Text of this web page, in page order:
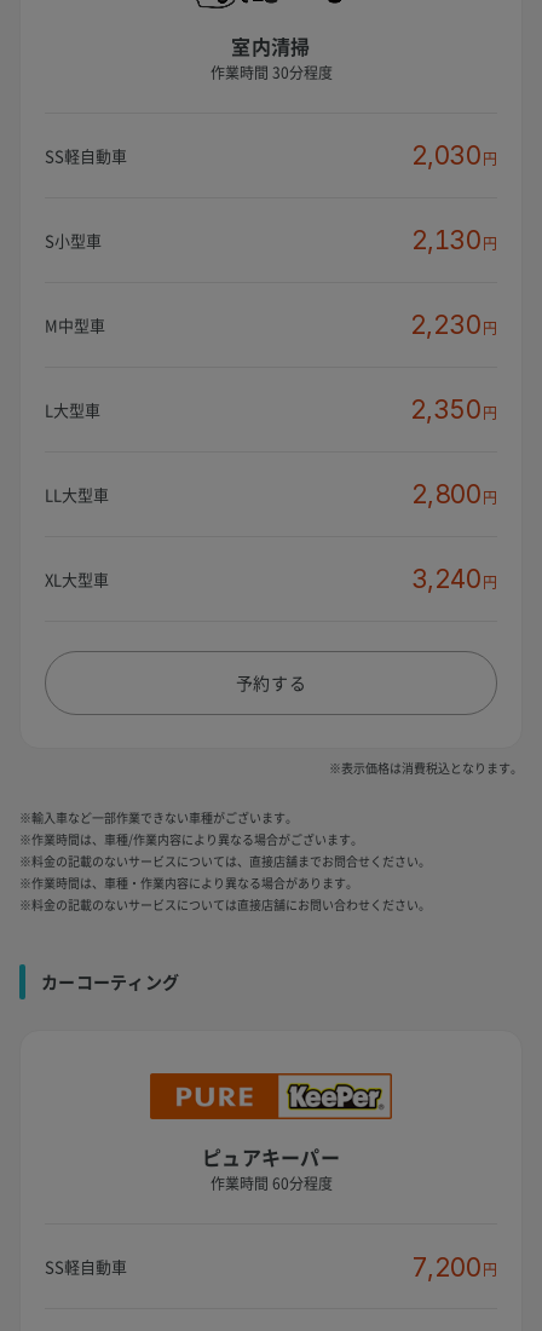
室内清掃
作業時間 30分程度
SS軽自動車 2,030円
S小型車 2,130円
M中型車 2,230円
L大型車 2,350円
LL大型車 2,800円
XL大型車 3,240円
予約する
※表示価格は消費税込となります。
※輸入車など一部作業できない車種がございます。
※作業時間は、車種/作業内容により異なる場合がございます。
※料金の記載のないサービスについては、直接店舗までお問合せください。
※作業時間は、車種・作業内容により異なる場合があります。
※料金の記載のないサービスについては直接店舗にお問い合わせください。
カーコーティング
ピュアキーパー
作業時間 60分程度
SS軽自動車 7,200円